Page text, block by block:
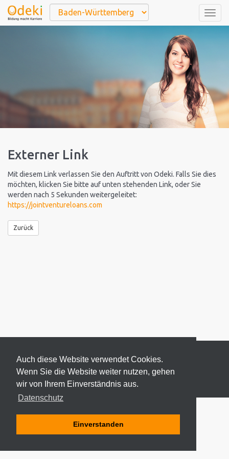
Auch diese Website verwendet Cookies.
Wenn Sie die Website weiter nutzen, gehen
wir von Ihrem Einverständnis aus.
Datenschutz
Einverstanden
Externer Link
Mit diesem Link verlassen Sie den Auftritt von Odeki. Falls Sie dies
möchten, klicken Sie bitte auf unten stehenden Link, oder Sie
werden nach 5 Sekunden weitergeleitet:
https://jointventureloans.com
Zurück
© 2026 ODEKI - ALLE RECHTE VORBEHALTEN